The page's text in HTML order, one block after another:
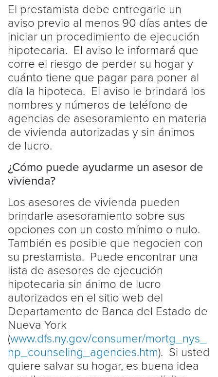
El prestamista debe entregarle un
aviso previo al menos 90 días antes de
iniciar un procedimiento de ejecución
hipotecaria. El aviso le informará que
corre el riesgo de perder su hogar y
cuánto tiene que pagar para poner al
día la hipoteca. El aviso le brindará los
nombres y números de teléfono de
agencias de asesoramiento en materia
de vivienda autorizadas y sin ánimos
de lucro.
¿Cómo puede ayudarme un asesor de
vivienda?
Los asesores de vivienda pueden
brindarle asesoramiento sobre sus
opciones con un costo mínimo o nulo.
También es posible que negocien con
su prestamista. Puede encontrar una
lista de asesores de ejecución
hipotecaria sin ánimo de lucro
autorizados en el sitio web del
Departamento de Banca del Estado de
Nueva York
(www.dfs.ny.gov/consumer/mortg_nys_
np_counseling_agencies.htm). Si usted
quiere salvar su hogar, es buena idea